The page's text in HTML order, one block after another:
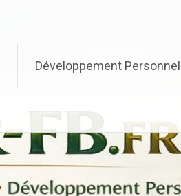
Développement Personnel